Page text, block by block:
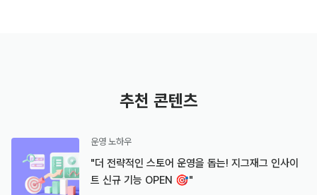
추천 콘텐츠
운영 노하우
"더 전략적인 스토어 운영을 돕는! 지그재그 인사이
트 신규 기능 OPEN 🎯"